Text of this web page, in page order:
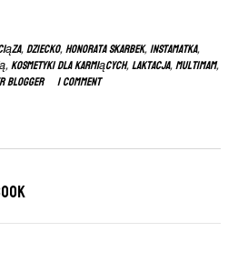
,dziecko,honorata skarbek,instamatka,
,kosmetyki dla karmiących,laktacja,multimam,
blogger 1 Comment